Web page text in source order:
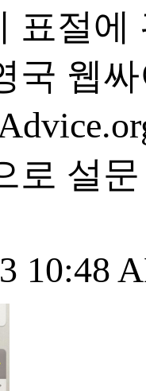
표절
국 웹
로 설
10:48